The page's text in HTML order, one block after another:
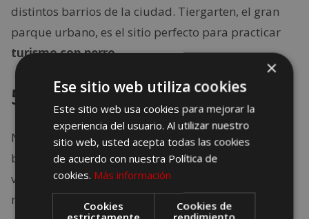
distintos barrios de la ciudad. Tiergarten, el gran
parque urbano, es el sitio perfecto para practicar
turismo con perro.
5. Niza, Francia
Niza ofrece opciones excelentes para quienes
buscanplayas pet friendlyen el Mediterráneo. En
varias zonas habilitadas, los perros pueden correr y
nadar libremente.
×
Ese sitio web utiliza cookies
Este sitio web usa cookies para mejorar la
experiencia del usuario. Al utilizar nuestro
sitio web, usted acepta todas las cookies
de acuerdo con nuestra Política de
cookies. Más información
Cookies
estrictamente
Cookies de
rendimiento